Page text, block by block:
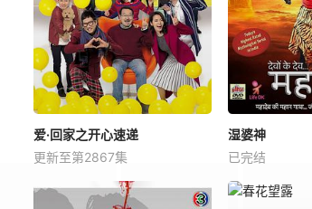
爱·回家之开心速递
更新至第2867集
湿婆神
已完结